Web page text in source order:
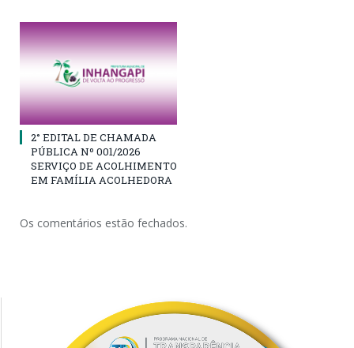
2° EDITAL DE CHAMADA
PÚBLICA Nº 001/2026
SERVIÇO DE ACOLHIMENTO
EM FAMÍLIA ACOLHEDORA
Os comentários estão fechados.